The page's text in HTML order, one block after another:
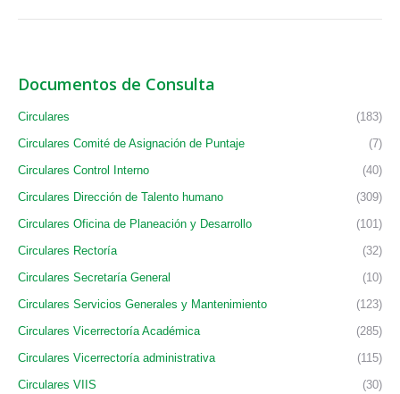
Documentos de Consulta
Circulares
(183)
Circulares Comité de Asignación de Puntaje
(7)
Circulares Control Interno
(40)
Circulares Dirección de Talento humano
(309)
Circulares Oficina de Planeación y Desarrollo
(101)
Circulares Rectoría
(32)
Circulares Secretaría General
(10)
Circulares Servicios Generales y Mantenimiento
(123)
Circulares Vicerrectoría Académica
(285)
Circulares Vicerrectoría administrativa
(115)
Circulares VIIS
(30)